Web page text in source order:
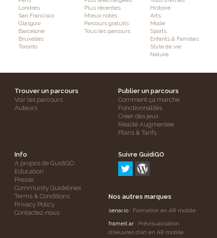
Londres
San Francisco
Glasgow
Barcelone
Bruxelles
Toronto
Plus récentes
Mieux notés
Parcours gratuits
Tous les parcours
Histoire
Arts
Mode
Sports
Enfants & Familles
Style de vie
Nature
Trouver un parcours
Voir les parcours
Auteurs
Publier un parcours
Comment ça marche
Fonctionnalités
Créer des jeux
Réalité Augmentée
Plans & Tarifs
Info
A propos de GuidiGO
Education
Presse
Community Guidelines
Terms & Conditions
Privacy Policy
Contactez-nous
Suivre GuidiGO
Nos autres marques
senar.io : Formation en AR mobile
frameit.ar: Prévisualisation
d’oeuvres d’art en AR mobile